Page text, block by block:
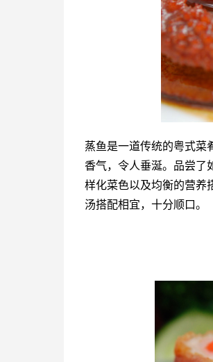
蒸鱼是一道传统的粤式菜
香气，令人垂涎。品尝了
样化菜色以及均衡的营养
汤搭配相宜，十分顺口。